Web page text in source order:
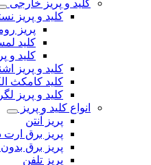
کلید و پریز خارجی
کلید و پریز
پریز
کلید
کلید و
کلید و پریز
کلید کامکث
کلید و پریز
انواع کلید و پریز
پریز آنتن
پریز برق ارت
پریز برق
پریز تلفن